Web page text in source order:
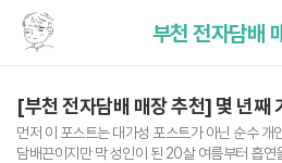
부천 전자담배
먼저 이 포스트는 대가성 포스트가 아닌 순수 개
담배끈이지만 막 성인이 된 20살 여름부터 흡